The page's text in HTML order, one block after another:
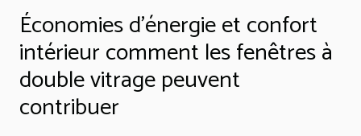
Économies d'énergie et confort
intérieur comment les fenêtres à
double vitrage peuvent
contribuer